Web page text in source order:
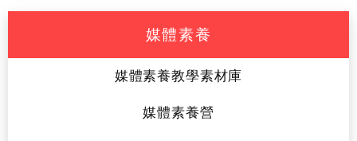
媒體素養
媒體素養教學素材庫
媒體素養營